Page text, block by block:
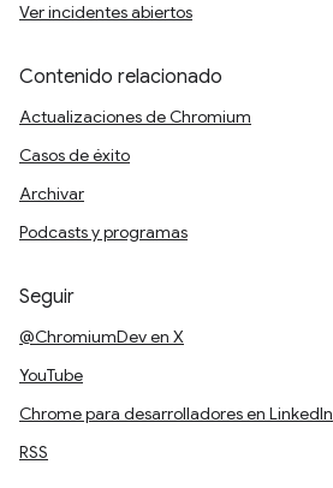
Ver incidentes abiertos
Contenido relacionado
Actualizaciones de Chromium
Casos de éxito
Archivar
Podcasts y programas
Seguir
@ChromiumDev en X
YouTube
Chrome para desarrolladores en LinkedIn
RSS